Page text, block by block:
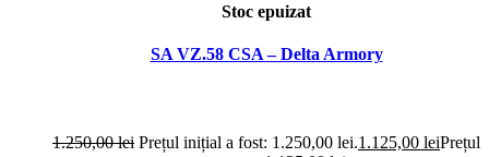
Stoc epuizat
SA VZ.58 CSA – Delta Armory
1.250,00lei Prețul inițial a fost: 1.250,00 lei.1.125,00 leiPrețul